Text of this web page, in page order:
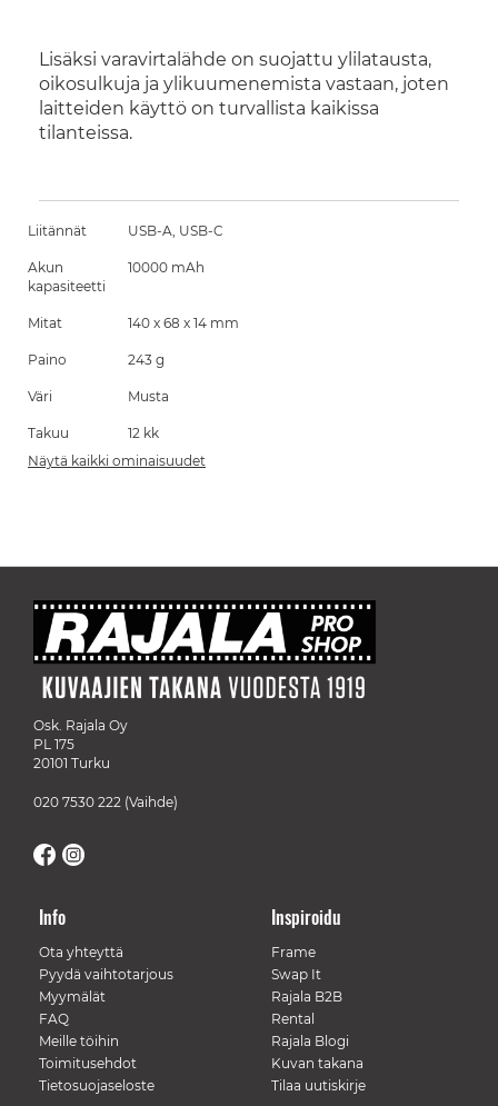
Lisäksi varavirtalähde on suojattu ylilatausta,
oikosulkuja ja ylikuumenemista vastaan, joten
laitteiden käyttö on turvallista kaikissa
tilanteissa.
Liitännät USB-A, USB-C
Akun
kapasiteetti
10000 mAh
Mitat 140 x 68 x 14 mm
Paino 243 g
Väri Musta
Takuu
12 kk
Näytä kaikki ominaisuudet
Osk. Rajala Oy
PL 175
20101 Turku
020 7530 222 (Vaihde)
Info
Ota yhteyttä
Pyydä vaihtotarjous
Myymälät
FAQ
Meille töihin
Toimitusehdot
Tietosuojaseloste
Inspiroidu
Frame
Swap It
Rajala B2B
Rental
Rajala Blogi
Kuvan takana
Tilaa uutiskirje